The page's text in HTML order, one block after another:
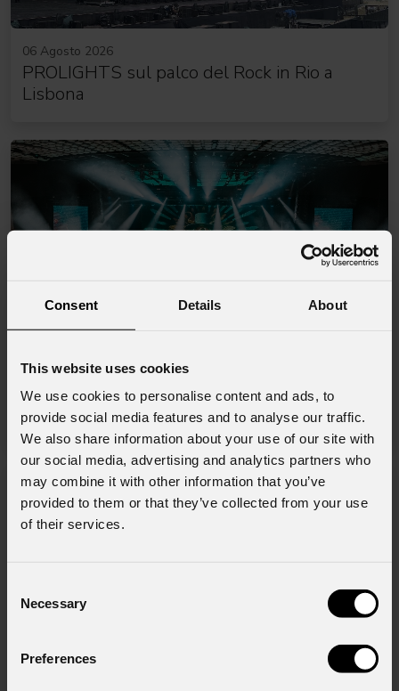
Consent Details About
This website uses cookies
We use cookies to personalise content and ads, to
provide social media features and to analyse our traffic.
We also share information about your use of our site with
our social media, advertising and analytics partners who
may combine it with other information that you’ve
provided to them or that they’ve collected from your use
of their services.
Selection
Necessary
Preferences
06 Agosto 2026
PROLIGHTS sul palco del Rock in Rio a
Lisbona
31 Luglio 2026
Il concerto di Zucchero a Tirana illuminato
da un completo rig PROLIGHTS